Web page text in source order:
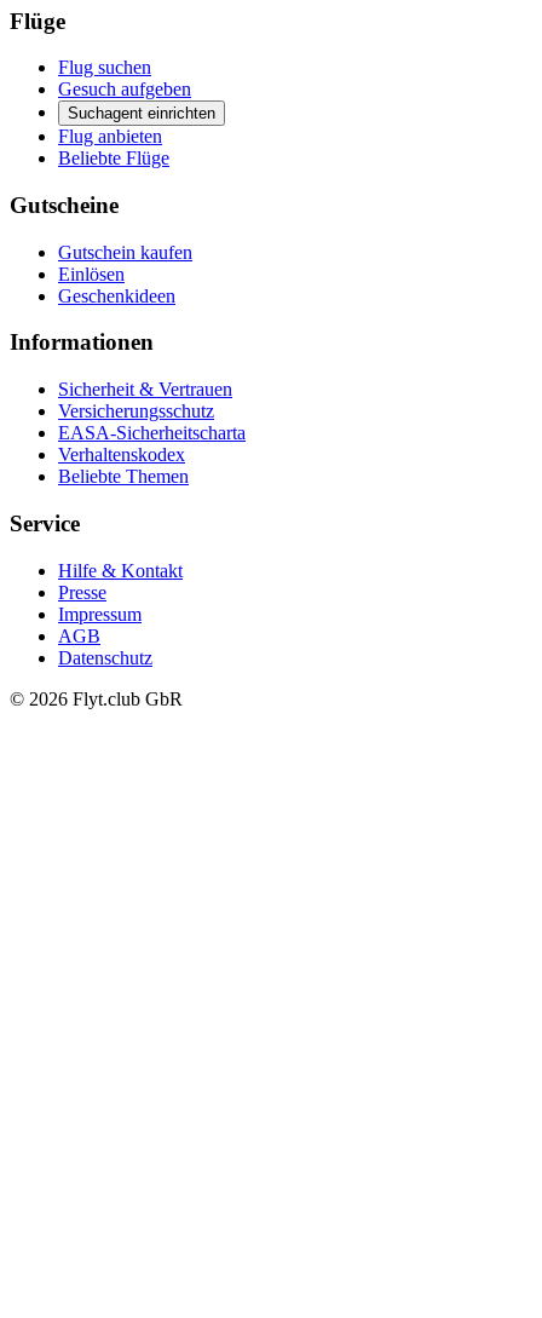
Flüge
Flug suchen
Gesuch aufgeben
Suchagent einrichten
Flug anbieten
Beliebte Flüge
Gutscheine
Gutschein kaufen
Einlösen
Geschenkideen
Informationen
Sicherheit & Vertrauen
Versicherungsschutz
EASA-Sicherheitscharta
Verhaltenskodex
Beliebte Themen
Service
Hilfe & Kontakt
Presse
Impressum
AGB
Datenschutz
© 2026 Flyt.club GbR